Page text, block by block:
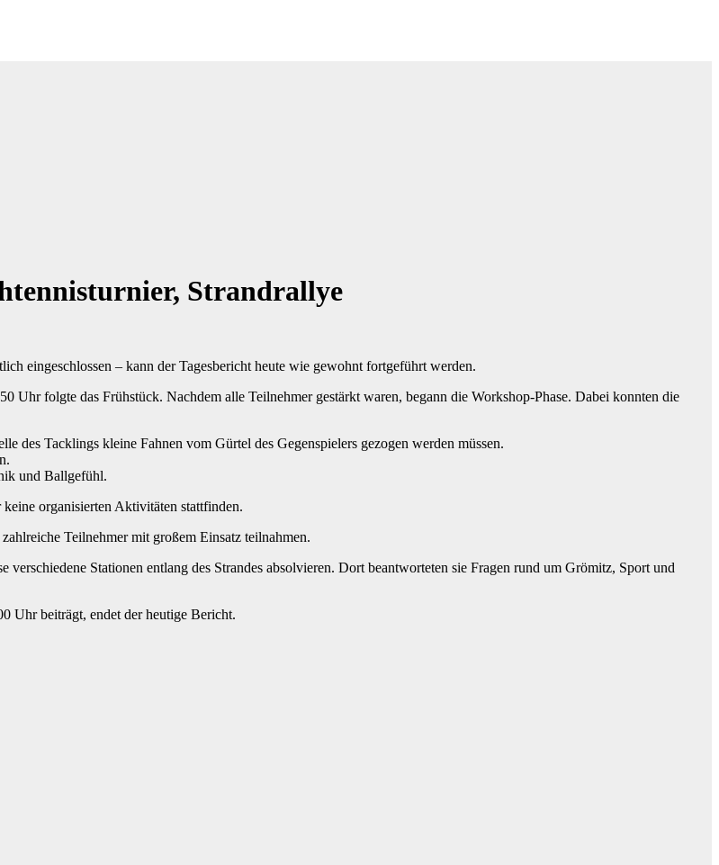
Strandrallye
eingeschlossen – kann der Tagesbericht heute wie gewohnt fortgeführt werden.
Uhr folgte das Frühstück. Nachdem alle Teilnehmer gestärkt waren, begann die Workshop-Phase. Dabei konnten die
des Tacklings kleine Fahnen vom Gürtel des Gegenspielers gezogen werden müssen.
und Ballgefühl.
organisierten Aktivitäten stattfinden.
Teilnehmer mit großem Einsatz teilnahmen.
verschiedene Stationen entlang des Strandes absolvieren. Dort beantworteten sie Fragen rund um Grömitz, Sport und
Uhr beiträgt, endet der heutige Bericht.